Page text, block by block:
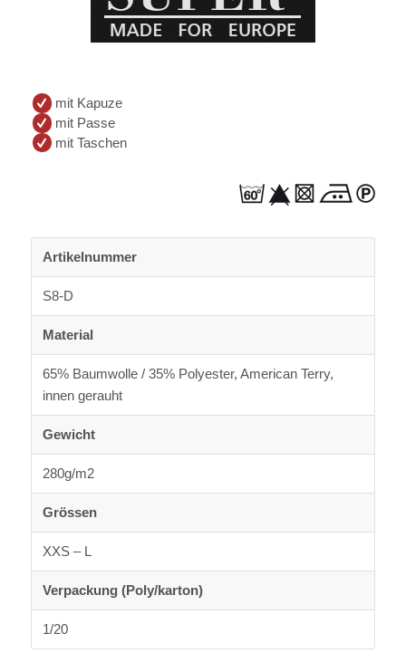
mit Kapuze
mit Passe
mit Taschen
Artikelnummer
S8-D
Material
65% Baumwolle / 35% Polyester, American Terry,
innen gerauht
Gewicht
280g/m2
Grössen
XXS – L
Verpackung (Poly/karton)
1/20